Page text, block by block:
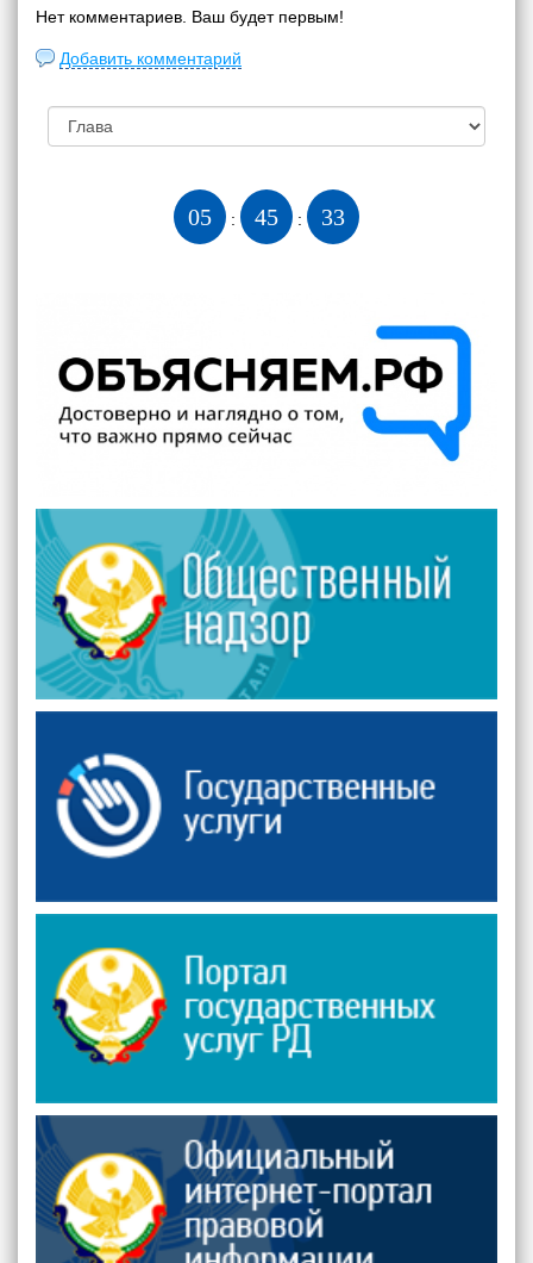
Нет комментариев. Ваш будет первым!
Добавить комментарий
05 : 45 : 33